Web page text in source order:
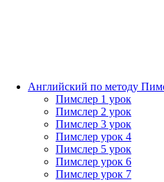
Английский по методу
Пимслер 1 урок
Пимслер 2 урок
Пимслер 3 урок
Пимслер урок 4
Пимслер 5 урок
Пимслер урок 6
Пимслер урок 7